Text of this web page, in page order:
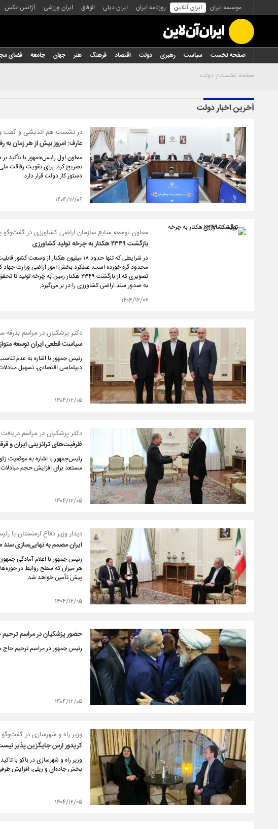
موسسه ایران ایران آنلاین روزنامه ایران ایران دیلی الوفاق ایران ورزشی آژانس عکس
صفحه نخست سیاست رهبری دولت اقتصاد فرهنگ هنر جهان جامعه فضای
صفحه نخست دولت
آخرین اخبار دولت
در نشست هم اندیشی و گفت و
عارف: امروز بیش از هر زمان به
معاون اول رئیس‌جمهور با تأکید
تصریح کرد: برای تقویت رفاقت
دستور کار دولت قرار دارد.
۱۴۰۴/۱۲/۰۶
معاون توسعه منابع سازمان اراضی کشاورزی در گفت‌و‌گو
بازگشت ۲۳۴۹ هکتار به چرخه تولید کشاورزی
در شرایطی که تنها حدود ۱۸ میلیون
محدود گره خورده است، عملکرد بخش امور اراضی وزارت
به صدور سند اراضی کشاورزی را در بر می‌گیرد.
۱۴۰۴/۱۲/۰۶
دکتر پزشکیان در مراسم بدرقه
سیاست قطعی ایران توسعه
رئیس جمهور با اشاره به عدم
دیپلماسی اقتصادی، تسهیل
۱۴۰۴/۱۲/۰۵
دکتر پزشکیان در مراسم
ظرفیت‌های ترانزیتی ایران و
رئیس‌جمهور با اشاره به موقعیت
مستعد برای افزایش حجم
۱۴۰۴/۱۲/۰۵
دیدار وزیر دفاع ارمنستان با
ایران مصمم به نهایی‌سازی
رئیس جمهور با اعلام آمادگی
هر میزان که سطح روابط در
پیش تأمین خواهد شد.
۱۴۰۴/۱۲/۰۵
حضور پزشکیان در مراسم
رئیس جمهور در مراسم ترحیم
۱۴۰۴/۱۲/۰۵
وزیر راه و شهرسازی در گفت‌وگو
کریدور ارس جایگزین پذیر
وزیر راه و شهرسازی در باکو با
بخش جاده‌ای و ریلی، افزایش ظرفیت
۱۴۰۴/۱۲/۰۵